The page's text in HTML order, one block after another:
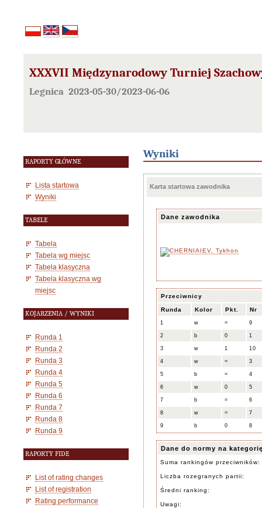
XXXVII Międzynarodowy Turniej
Legnica 2023-05-30/2023-06-06
RAPORTY GŁÓWNE
Lista startowa
Wyniki
TABELE
Tabela
Tabela wg miejsc
Tabela klasyczna
Tabela klasyczna wg
miejsc
KOJARZENIA / WYNIKI
Runda 1
Runda 2
Runda 3
Runda 4
Runda 5
Runda 6
Runda 7
Runda 8
Runda 9
RAPORTY FIDE
List of rating changes
List of registration
Rating performance
Wyniki
Karta startowa zawodnika
Dane zawodnika
Przeciwnicy
Runda Kolor Pkt. Nr
1 w = 9
2 b 0 1
3 w 1 10
4 w = 3
5 b = 4
6 w 0 5
7 b = 6
8 w = 7
9 b 0 8
Dane do normy na
Suma rankingów przeciwników:
Liczba rozegranych partii:
Średni ranking:
Uwagi: